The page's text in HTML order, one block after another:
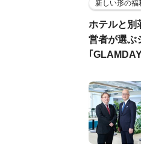
新しい形の福
ホテルと
営者が選ぶ
｢